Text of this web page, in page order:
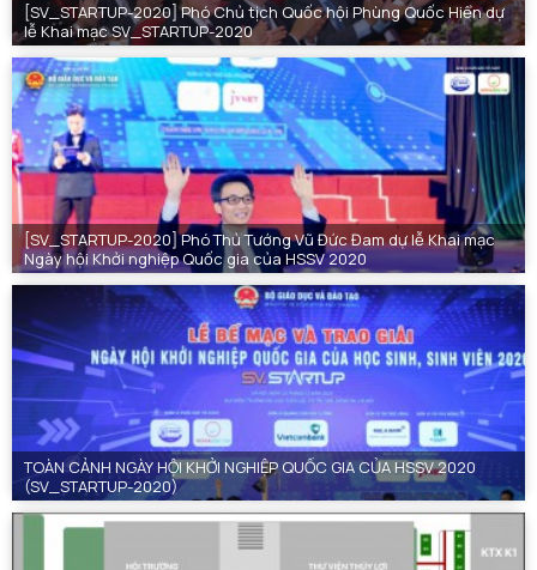
[SV_STARTUP-2020] Phó Chủ tịch Quốc hội Phùng Quốc Hiển dự
lễ Khai mạc SV_STARTUP-2020
[SV_STARTUP-2020] Phó Thủ Tướng Vũ Đức Đam dự lễ Khai mạc
Ngày hội Khởi nghiệp Quốc gia của HSSV 2020
TOÀN CẢNH NGÀY HỘI KHỞI NGHIỆP QUỐC GIA CỦA HSSV 2020
(SV_STARTUP-2020)